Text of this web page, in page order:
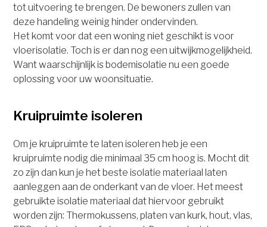
tot uitvoering te brengen. De bewoners zullen van
deze handeling weinig hinder ondervinden.
Het komt voor dat een woning niet geschikt is voor
vloerisolatie. Toch is er dan nog een uitwijkmogelijkheid.
Want waarschijnlijk is bodemisolatie nu een goede
oplossing voor uw woonsituatie.
Kruipruimte isoleren
Om je kruipruimte te laten isoleren heb je een
kruipruimte nodig die minimaal 35 cm hoog is. Mocht dit
zo zijn dan kun je het beste isolatie materiaal laten
aanleggen aan de onderkant van de vloer. Het meest
gebruikte isolatie materiaal dat hiervoor gebruikt
worden zijn: Thermokussens, platen van kurk, hout, vlas,